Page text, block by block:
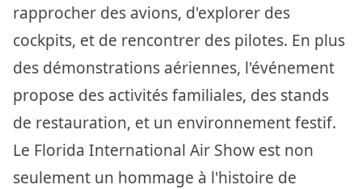
rapprocher des avions, d'explorer des
cockpits, et de rencontrer des pilotes. En plus
des démonstrations aériennes, l'événement
propose des activités familiales, des stands
de restauration, et un environnement festif.
Le Florida International Air Show est non
seulement un hommage à l'histoire de